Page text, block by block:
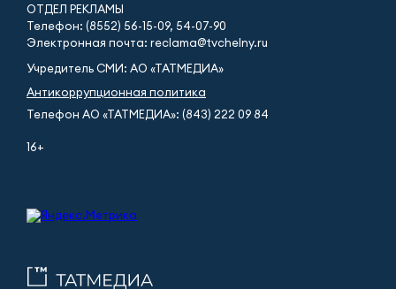
ОТДЕЛ РЕКЛАМЫ
Телефон: (8552) 56-15-09, 54-07-90
Электронная почта: reclama@tvchelny.ru
Учредитель СМИ: АО «ТАТМЕДИА»
Антикоррупционная политика
Телефон АО «ТАТМЕДИА»: (843) 222 09 84
16+